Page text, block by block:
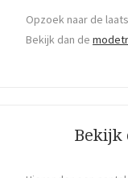
Opzoek naar de
Bekijk dan de
Bekijk